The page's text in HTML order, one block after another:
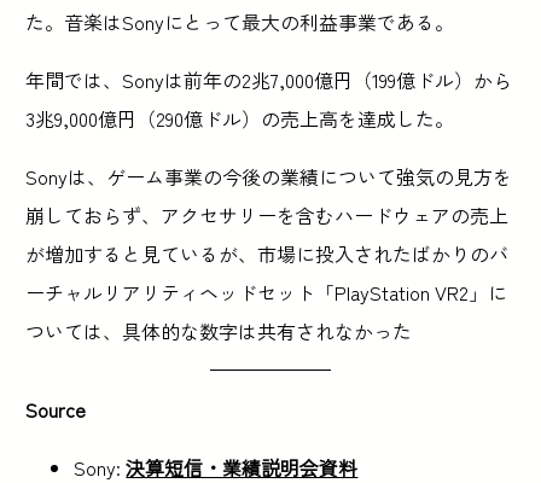
た。音楽はSonyにとって最大の利益事業である。
年間では、Sonyは前年の2兆7,000億円（199億ドル）から
3兆9,000億円（290億ドル）の売上高を達成した。
Sonyは、ゲーム事業の今後の業績について強気の見方を
崩しておらず、アクセサリーを含むハードウェアの売上
が増加すると見ているが、市場に投入されたばかりのバ
ーチャルリアリティヘッドセット「PlayStation VR2」に
ついては、具体的な数字は共有されなかった
Source
Sony:決算短信・業績説明会資料